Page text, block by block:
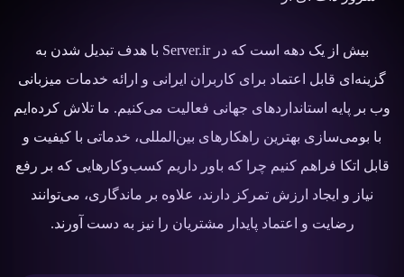
بیش از یک دهه است که در Server.ir با هدف تبدیل شدن به
گزینه‌ای قابل اعتماد برای کاربران ایرانی و ارائه خدمات میزبانی
وب بر پایه استانداردهای جهانی فعالیت می‌کنیم. ما تلاش کرده‌ایم
با بومی‌سازی بهترین راهکارهای بین‌المللی، خدماتی با کیفیت و
قابل اتکا فراهم کنیم چرا که باور داریم کسب‌وکارهایی که بر رفع
نیاز و ایجاد ارزش تمرکز دارند، علاوه بر ماندگاری، می‌توانند
رضایت و اعتماد پایدار مشتریان را نیز به دست آورند.